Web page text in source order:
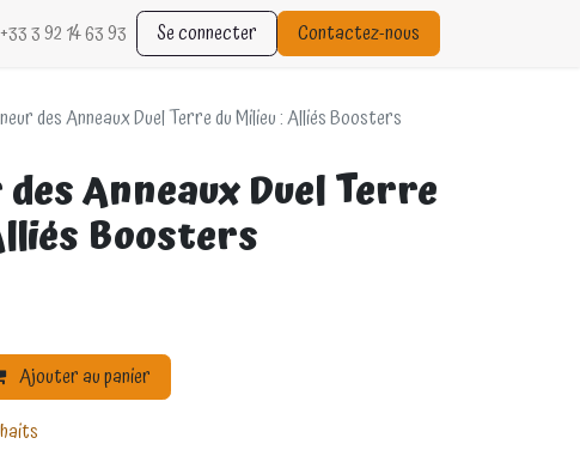
+33 3 92 14 63 93 Se connecter Contactez-nous
des Anneaux Duel Terre du Milieu : Alliés Boosters
Anneaux Duel Terre
Boosters
Ajouter au panier